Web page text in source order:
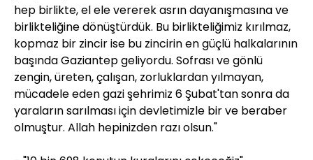
hep birlikte, el ele vererek asrın dayanışmasına ve
birlikteliğine dönüştürdük. Bu birlikteliğimiz kırılmaz,
kopmaz bir zincir ise bu zincirin en güçlü halkalarının
başında Gaziantep geliyordu. Sofrası ve gönlü
zengin, üreten, çalışan, zorluklardan yılmayan,
mücadele eden gazi şehrimiz 6 Şubat'tan sonra da
yaraların sarılması için devletimizle bir ve beraber
olmuştur. Allah hepinizden razı olsun."